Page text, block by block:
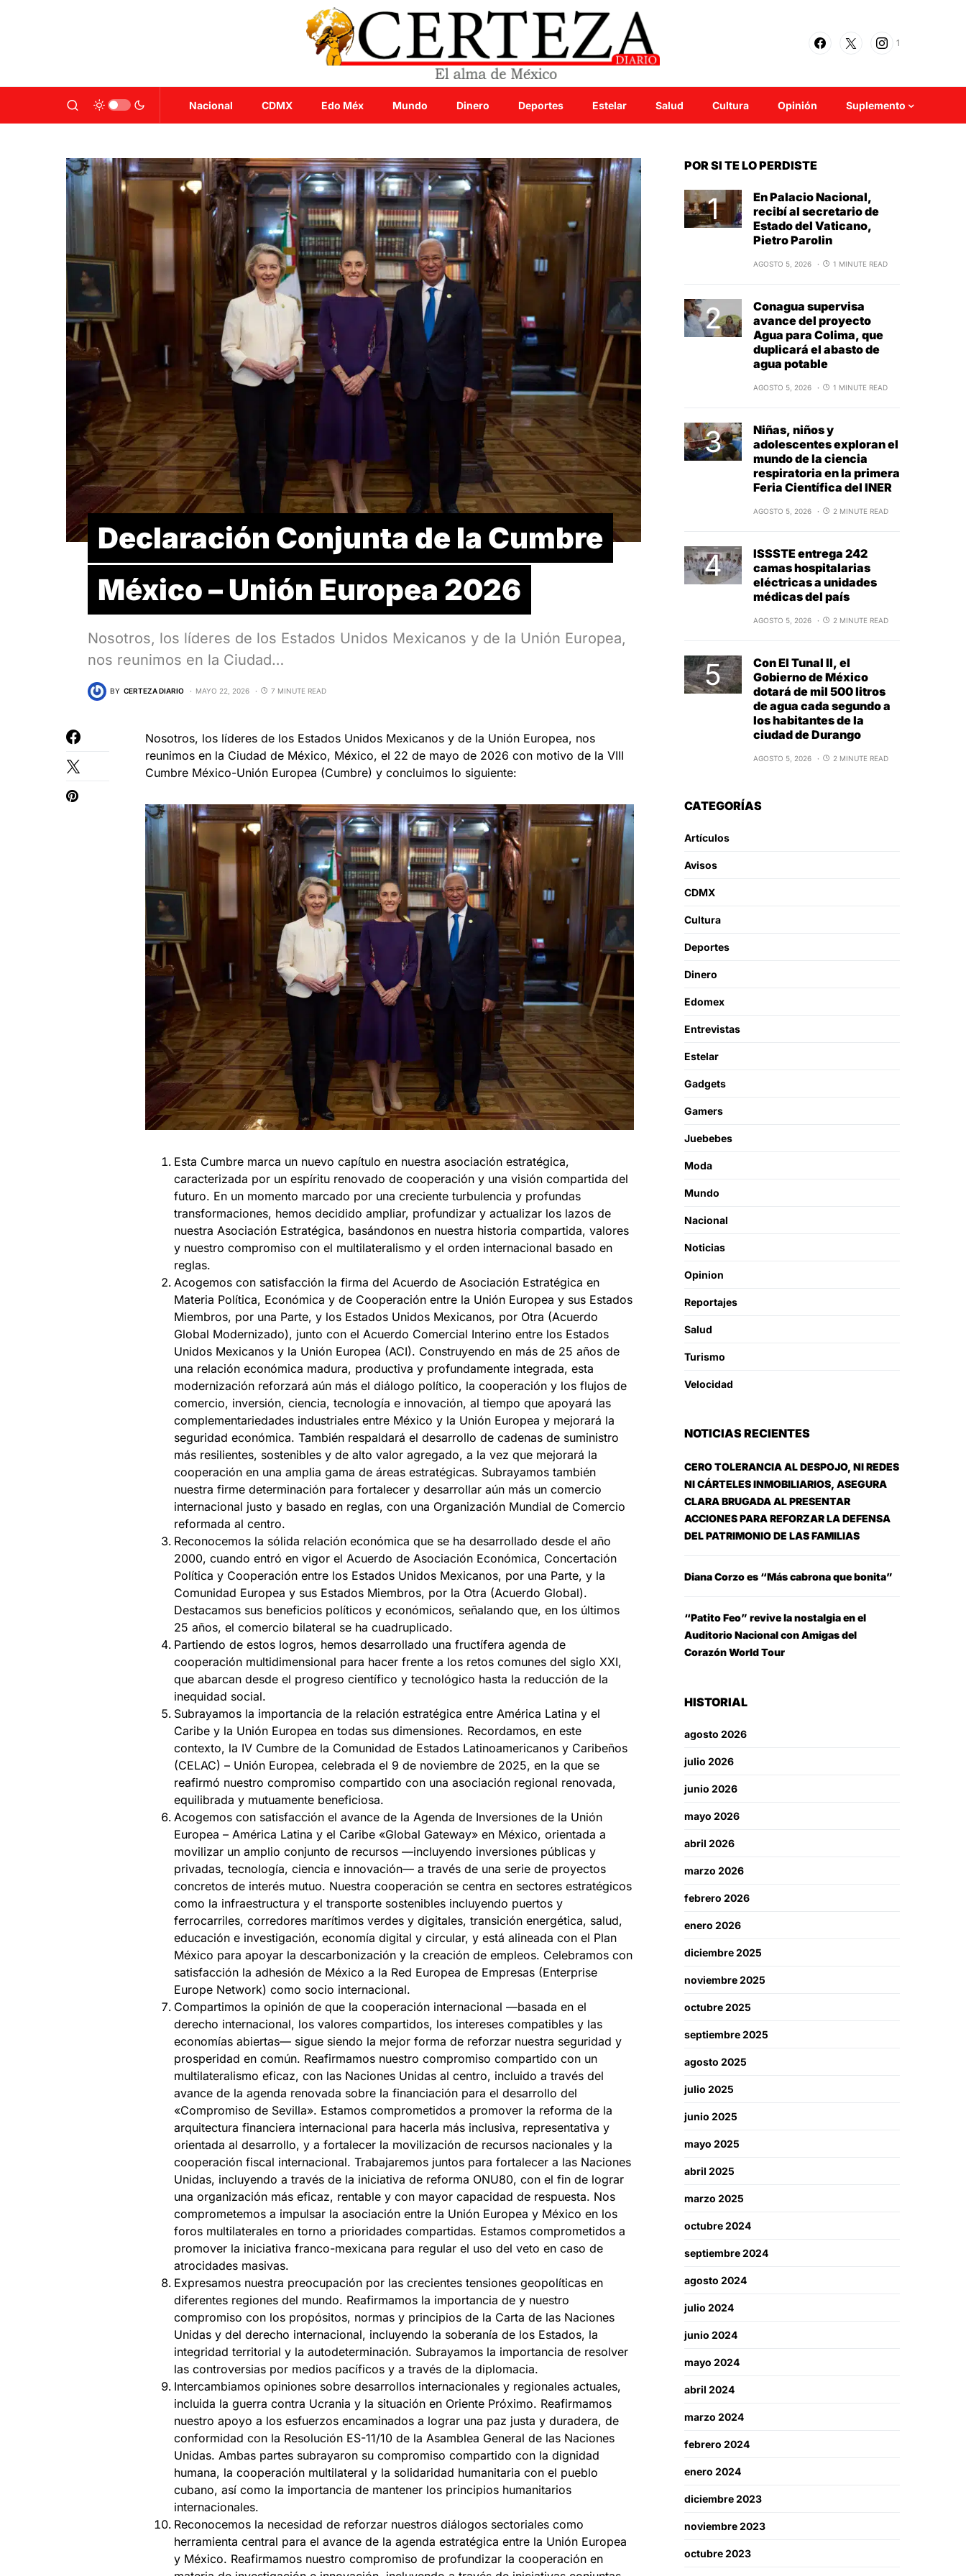
1
Nacional CDMX Edo Méx Mundo Dinero Deportes Estelar Salud Cultura Opinión Suplemento
Declaración Conjunta de la Cumbre
México – Unión Europea 2026
Nosotros, los líderes de los Estados Unidos Mexicanos y de la Unión Europea,
nos reunimos en la Ciudad…
BY CERTEZA DIARIO MAYO 22, 2026 7 MINUTE READ
Nosotros, los líderes de los Estados Unidos Mexicanos y de la Unión Europea, nos
reunimos en la Ciudad de México, México, el 22 de mayo de 2026 con motivo de la VIII
Cumbre México-Unión Europea (Cumbre) y concluimos lo siguiente:
Esta Cumbre marca un nuevo capítulo en nuestra asociación estratégica,
caracterizada por un espíritu renovado de cooperación y una visión compartida del
futuro. En un momento marcado por una creciente turbulencia y profundas
transformaciones, hemos decidido ampliar, profundizar y actualizar los lazos de
nuestra Asociación Estratégica, basándonos en nuestra historia compartida, valores
y nuestro compromiso con el multilateralismo y el orden internacional basado en
reglas.
Acogemos con satisfacción la firma del Acuerdo de Asociación Estratégica en
Materia Política, Económica y de Cooperación entre la Unión Europea y sus Estados
Miembros, por una Parte, y los Estados Unidos Mexicanos, por Otra (Acuerdo
Global Modernizado), junto con el Acuerdo Comercial Interino entre los Estados
Unidos Mexicanos y la Unión Europea (ACI). Construyendo en más de 25 años de
una relación económica madura, productiva y profundamente integrada, esta
modernización reforzará aún más el diálogo político, la cooperación y los flujos de
comercio, inversión, ciencia, tecnología e innovación, al tiempo que apoyará las
complementariedades industriales entre México y la Unión Europea y mejorará la
seguridad económica. También respaldará el desarrollo de cadenas de suministro
más resilientes, sostenibles y de alto valor agregado, a la vez que mejorará la
cooperación en una amplia gama de áreas estratégicas. Subrayamos también
nuestra firme determinación para fortalecer y desarrollar aún más un comercio
internacional justo y basado en reglas, con una Organización Mundial de Comercio
reformada al centro.
Reconocemos la sólida relación económica que se ha desarrollado desde el año
2000, cuando entró en vigor el Acuerdo de Asociación Económica, Concertación
Política y Cooperación entre los Estados Unidos Mexicanos, por una Parte, y la
Comunidad Europea y sus Estados Miembros, por la Otra (Acuerdo Global).
Destacamos sus beneficios políticos y económicos, señalando que, en los últimos
25 años, el comercio bilateral se ha cuadruplicado.
Partiendo de estos logros, hemos desarrollado una fructífera agenda de
cooperación multidimensional para hacer frente a los retos comunes del siglo XXI,
que abarcan desde el progreso científico y tecnológico hasta la reducción de la
inequidad social.
Subrayamos la importancia de la relación estratégica entre América Latina y el
Caribe y la Unión Europea en todas sus dimensiones. Recordamos, en este
contexto, la IV Cumbre de la Comunidad de Estados Latinoamericanos y Caribeños
(CELAC) – Unión Europea, celebrada el 9 de noviembre de 2025, en la que se
reafirmó nuestro compromiso compartido con una asociación regional renovada,
equilibrada y mutuamente beneficiosa.
Acogemos con satisfacción el avance de la Agenda de Inversiones de la Unión
Europea – América Latina y el Caribe «Global Gateway» en México, orientada a
movilizar un amplio conjunto de recursos —incluyendo inversiones públicas y
privadas, tecnología, ciencia e innovación— a través de una serie de proyectos
concretos de interés mutuo. Nuestra cooperación se centra en sectores estratégicos
como la infraestructura y el transporte sostenibles incluyendo puertos y
ferrocarriles, corredores marítimos verdes y digitales, transición energética, salud,
educación e investigación, economía digital y circular, y está alineada con el Plan
México para apoyar la descarbonización y la creación de empleos. Celebramos con
satisfacción la adhesión de México a la Red Europea de Empresas (Enterprise
Europe Network) como socio internacional.
Compartimos la opinión de que la cooperación internacional —basada en el
derecho internacional, los valores compartidos, los intereses compatibles y las
economías abiertas— sigue siendo la mejor forma de reforzar nuestra seguridad y
prosperidad en común. Reafirmamos nuestro compromiso compartido con un
multilateralismo eficaz, con las Naciones Unidas al centro, incluido a través del
avance de la agenda renovada sobre la financiación para el desarrollo del
«Compromiso de Sevilla». Estamos comprometidos a promover la reforma de la
arquitectura financiera internacional para hacerla más inclusiva, representativa y
orientada al desarrollo, y a fortalecer la movilización de recursos nacionales y la
cooperación fiscal internacional. Trabajaremos juntos para fortalecer a las Naciones
Unidas, incluyendo a través de la iniciativa de reforma ONU80, con el fin de lograr
una organización más eficaz, rentable y con mayor capacidad de respuesta. Nos
comprometemos a impulsar la asociación entre la Unión Europea y México en los
foros multilaterales en torno a prioridades compartidas. Estamos comprometidos a
promover la iniciativa franco-mexicana para regular el uso del veto en caso de
atrocidades masivas.
Expresamos nuestra preocupación por las crecientes tensiones geopolíticas en
diferentes regiones del mundo. Reafirmamos la importancia de y nuestro
compromiso con los propósitos, normas y principios de la Carta de las Naciones
Unidas y del derecho internacional, incluyendo la soberanía de los Estados, la
integridad territorial y la autodeterminación. Subrayamos la importancia de resolver
las controversias por medios pacíficos y a través de la diplomacia.
Intercambiamos opiniones sobre desarrollos internacionales y regionales actuales,
incluida la guerra contra Ucrania y la situación en Oriente Próximo. Reafirmamos
nuestro apoyo a los esfuerzos encaminados a lograr una paz justa y duradera, de
conformidad con la Resolución ES-11/10 de la Asamblea General de las Naciones
Unidas. Ambas partes subrayaron su compromiso compartido con la dignidad
humana, la cooperación multilateral y la solidaridad humanitaria con el pueblo
cubano, así como la importancia de mantener los principios humanitarios
internacionales.
Reconocemos la necesidad de reforzar nuestros diálogos sectoriales como
herramienta central para el avance de la agenda estratégica entre la Unión Europea
y México. Reafirmamos nuestro compromiso de profundizar la cooperación en
POR SI TE LO PERDISTE
En Palacio Nacional,
recibí al secretario de
Estado del Vaticano,
Pietro Parolin
AGOSTO 5, 2026 1 MINUTE READ
Conagua supervisa
avance del proyecto
Agua para Colima, que
duplicará el abasto de
agua potable
AGOSTO 5, 2026 1 MINUTE READ
Niñas, niños y
adolescentes exploran el
mundo de la ciencia
respiratoria en la primera
Feria Científica del INER
AGOSTO 5, 2026 2 MINUTE READ
ISSSTE entrega 242
camas hospitalarias
eléctricas a unidades
médicas del país
AGOSTO 5, 2026 2 MINUTE READ
Con El Tunal II, el
Gobierno de México
dotará de mil 500 litros
de agua cada segundo a
los habitantes de la
ciudad de Durango
AGOSTO 5, 2026 2 MINUTE READ
CATEGORÍAS
Artículos
Avisos
CDMX
Cultura
Deportes
Dinero
Edomex
Entrevistas
Estelar
Gadgets
Gamers
Juebebes
Moda
Mundo
Nacional
Noticias
Opinion
Reportajes
Salud
Turismo
Velocidad
NOTICIAS RECIENTES
CERO TOLERANCIA AL DESPOJO, NI REDES
NI CÁRTELES INMOBILIARIOS, ASEGURA
CLARA BRUGADA AL PRESENTAR
ACCIONES PARA REFORZAR LA DEFENSA
DEL PATRIMONIO DE LAS FAMILIAS
Diana Corzo es “Más cabrona que bonita”
“Patito Feo” revive la nostalgia en el
Auditorio Nacional con Amigas del
Corazón World Tour
HISTORIAL
agosto 2026
julio 2026
junio 2026
mayo 2026
abril 2026
marzo 2026
febrero 2026
enero 2026
diciembre 2025
noviembre 2025
octubre 2025
septiembre 2025
agosto 2025
julio 2025
junio 2025
mayo 2025
abril 2025
marzo 2025
octubre 2024
septiembre 2024
agosto 2024
julio 2024
junio 2024
mayo 2024
abril 2024
marzo 2024
febrero 2024
enero 2024
diciembre 2023
noviembre 2023
octubre 2023